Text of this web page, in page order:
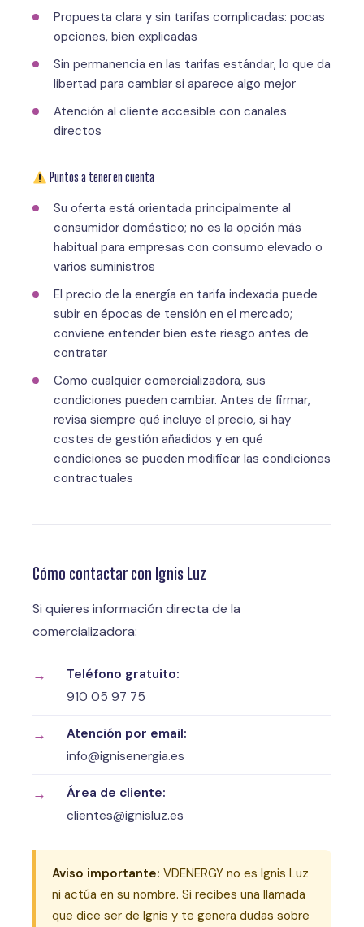
Propuesta clara y sin tarifas complicadas: pocas
opciones, bien explicadas
Sin permanencia en las tarifas estándar, lo que da
libertad para cambiar si aparece algo mejor
Atención al cliente accesible con canales
directos
Puntos a tener en cuenta
Su oferta está orientada principalmente al
consumidor doméstico; no es la opción más
habitual para empresas con consumo elevado o
varios suministros
El precio de la energía en tarifa indexada puede
subir en épocas de tensión en el mercado;
conviene entender bien este riesgo antes de
contratar
Como cualquier comercializadora, sus
condiciones pueden cambiar. Antes de firmar,
revisa siempre qué incluye el precio, si hay
costes de gestión añadidos y en qué
condiciones se pueden modificar las condiciones
contractuales
Cómo contactar con Ignis Luz
Si quieres información directa de la
comercializadora:
Teléfono gratuito:
910 05 97 75
Atención por email:
info@ignisenergia.es
Área de cliente:
clientes@ignisluz.es
Aviso importante: VDENERGY no es Ignis Luz
ni actúa en su nombre. Si recibes una llamada
que dice ser de Ignis y te genera dudas sobre